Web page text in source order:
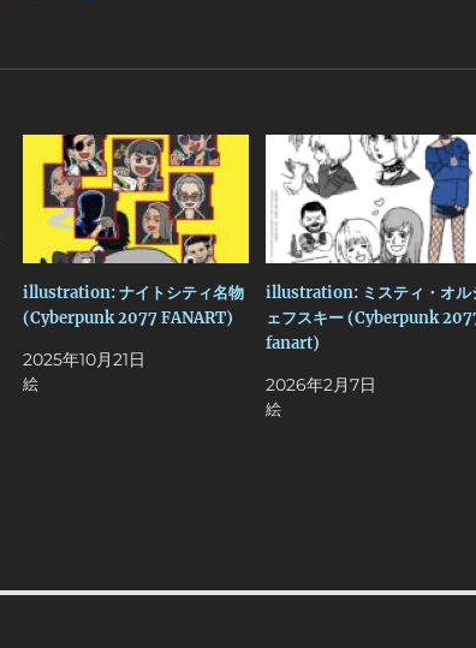
illustration: ナイトシティ名物
(Cyberpunk 2077 FANART)
2025年10月21日
絵
illustration: ミスティ・オル
ェフスキー (Cyberpunk
fanart)
2026年2月7日
絵